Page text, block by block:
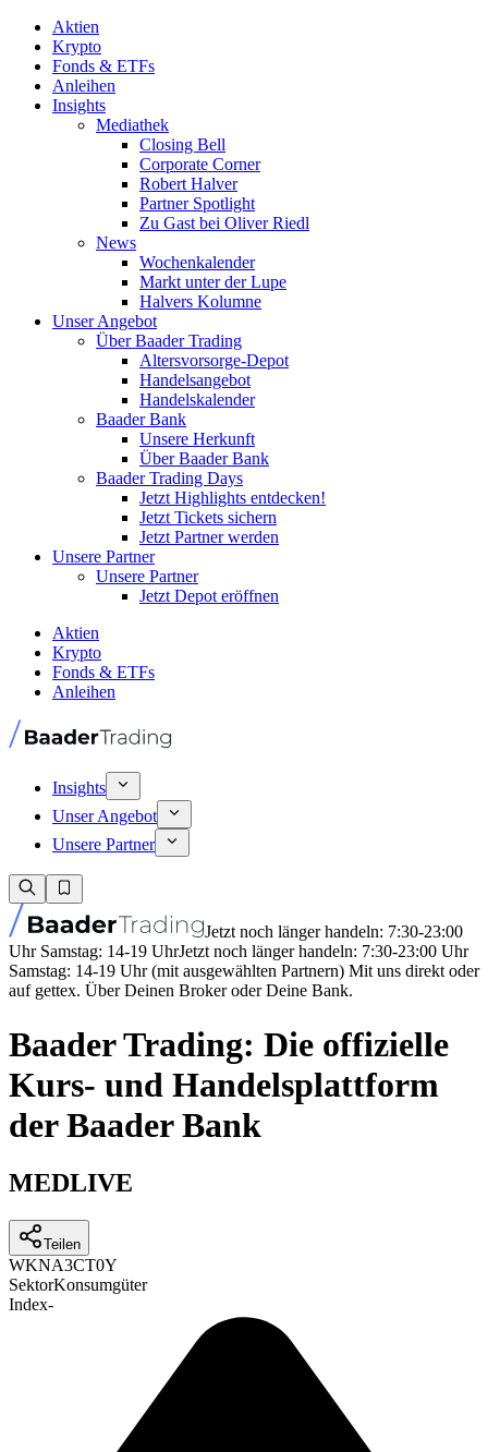
Aktien
Krypto
Fonds & ETFs
Anleihen
Insights
Mediathek
Closing Bell
Corporate Corner
Robert Halver
Partner Spotlight
Zu Gast bei Oliver Riedl
News
Wochenkalender
Markt unter der Lupe
Halvers Kolumne
Unser Angebot
Über Baader Trading
Altersvorsorge-Depot
Handelsangebot
Handelskalender
Baader Bank
Unsere Herkunft
Über Baader Bank
Baader Trading Days
Jetzt Highlights entdecken!
Jetzt Tickets sichern
Jetzt Partner werden
Unsere Partner
Unsere Partner
Jetzt Depot eröffnen
Aktien
Krypto
Fonds & ETFs
Anleihen
Insights
Unser Angebot
Unsere Partner
Jetzt noch länger handeln: 7:30-23:00
Uhr Samstag: 14-19 UhrJetzt noch länger handeln: 7:30-23:00 Uhr
Samstag: 14-19 Uhr (mit ausgewählten Partnern) Mit uns direkt oder
auf gettex. Über Deinen Broker oder Deine Bank.
Baader Trading: Die offizielle
Kurs- und Handelsplattform
der Baader Bank
MEDLIVE
Teilen
WKNA3CT0Y
SektorKonsumgüter
Index-